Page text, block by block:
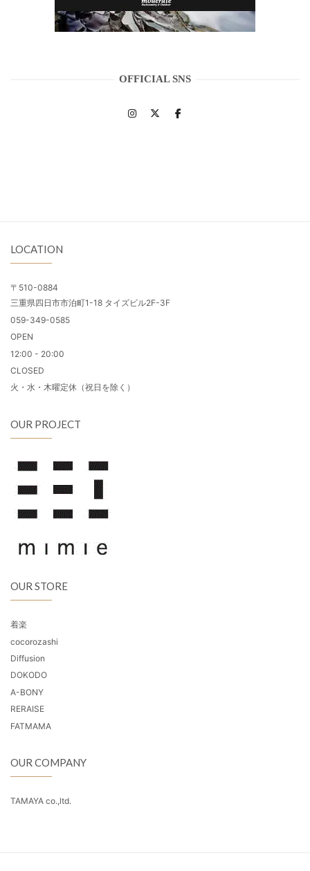
OFFICIAL SNS
LOCATION
〒510-0884
三重県四日市市泊町1-18 タイズビル2F-3F
059-349-0585
OPEN
12:00 - 20:00
CLOSED
火・水・木曜定休（祝日を除く）
OUR PROJECT
OUR STORE
着楽
cocorozashi
Diffusion
DOKODO
A-BONY
RERAISE
FATMAMA
OUR COMPANY
TAMAYA co.,ltd.